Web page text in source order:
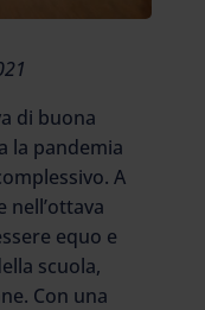
di buona
la pandemia
A
nell’ottava
equo e
scuola,
Con una